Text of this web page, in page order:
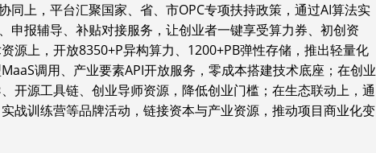
同上，平台汇聚国家、省、市OPC专项扶持政策，通过AI算法实
申报辅导、补贴对接服务，让创业者一键享受算力券、初创资
源上，开放8350+P异构算力、1200+PB弹性存储，推出轻量化
调用、产业要素API开放服务，零成本搭建技术底座；在创业
开源工具链、创业导师资源，降低创业门槛；在生态联动上，通
战训练营等品牌活动，链接资本与产业资源，推动项目商业化变